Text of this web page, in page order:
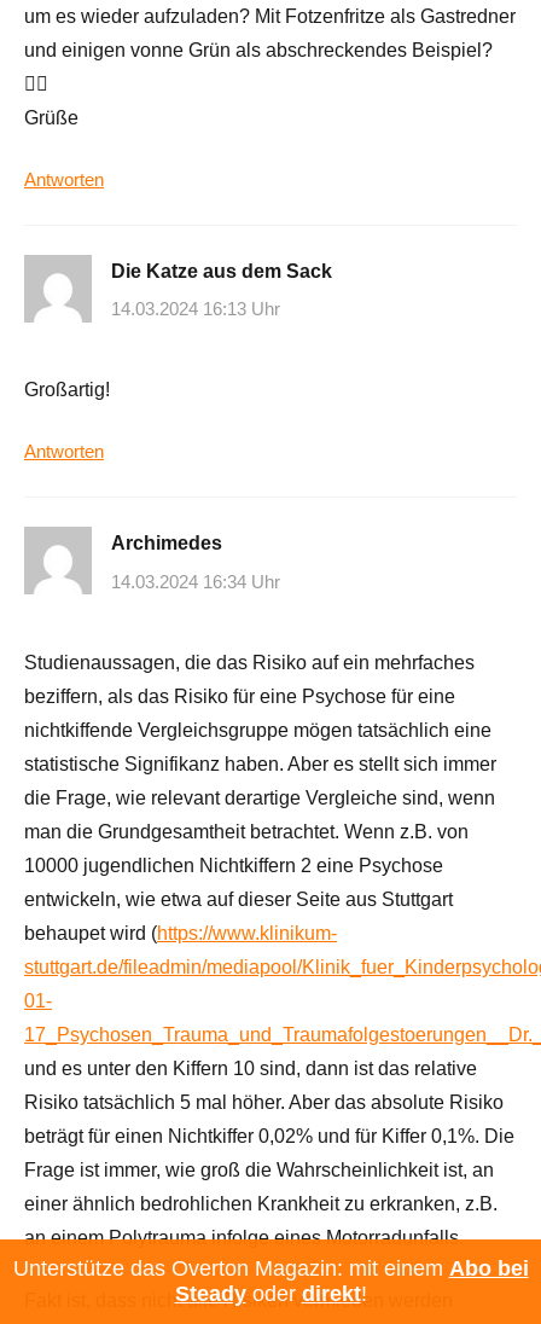
um es wieder aufzuladen? Mit Fotzenfritze als Gastredner
und einigen vonne Grün als abschreckendes Beispiel?
🤷‍♂️
Grüße
Antworten
Die Katze aus dem Sack
14.03.2024 16:13 Uhr
Großartig!
Antworten
Archimedes
14.03.2024 16:34 Uhr
Studienaussagen, die das Risiko auf ein mehrfaches
beziffern, als das Risiko für eine Psychose für eine
nichtkiffende Vergleichsgruppe mögen tatsächlich eine
statistische Signifikanz haben. Aber es stellt sich immer
die Frage, wie relevant derartige Vergleiche sind, wenn
man die Grundgesamtheit betrachtet. Wenn z.B. von
10000 jugendlichen Nichtkiffern 2 eine Psychose
entwickeln, wie etwa auf dieser Seite aus Stuttgart
behaupet wird (https://www.klinikum-
stuttgart.de/fileadmin/mediapool/
01-
und es unter den Kiffern 10 sind, dann ist das relative
Risiko tatsächlich 5 mal höher. Aber das absolute Risiko
beträgt für einen Nichtkiffer 0,02% und für Kiffer 0,1%. Die
Frage ist immer, wie groß die Wahrscheinlichkeit ist, an
einer ähnlich bedrohlichen Krankheit zu erkranken, z.B.
an einem Polytrauma infolge eines Motorradunfalls.
Fakt ist, dass nicht alle Risiken vermieden werden
Unterstütze das Overton Magazin: mit einem Abo bei
Steadyoder direkt!